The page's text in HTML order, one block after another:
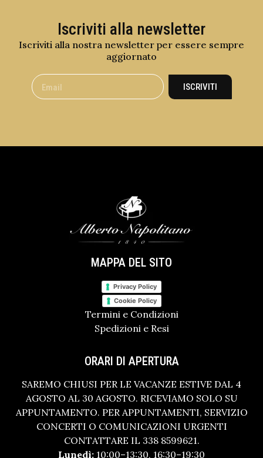
Iscriviti alla newsletter
Iscriviti alla nostra newsletter per essere sempre
aggiornato
ISCRIVITI
MAPPA DEL SITO
Privacy Policy
Cookie Policy
Termini e Condizioni
Spedizioni e Resi
ORARI DI APERTURA
SAREMO CHIUSI PER LE VACANZE ESTIVE DAL 4
AGOSTO AL 30 AGOSTO. RICEVIAMO SOLO SU
APPUNTAMENTO. PER APPUNTAMENTI, SERVIZIO
CONCERTI O COMUNICAZIONI URGENTI
CONTATTARE IL 338 8599621.
Lunedì: 10:00–13:30, 16:30–19:30